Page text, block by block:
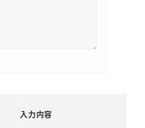
入力内容